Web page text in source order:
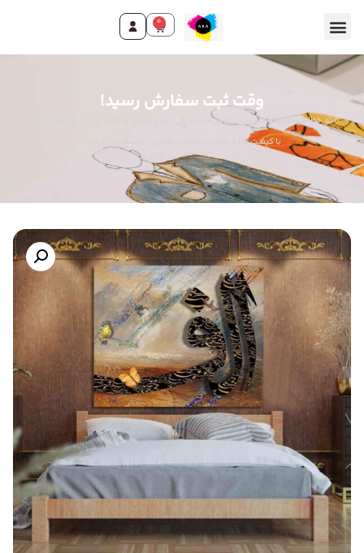
0
وقت ثبت سفارش رسید!
تابلو خطاطی تایپوگرافی الف با نقش‌های سنتی، اثری هنری و خاص برای دکوراسیون شما.
با کیفیت بالا و طراحی متفاوت، همین حالا سفارش دهید!